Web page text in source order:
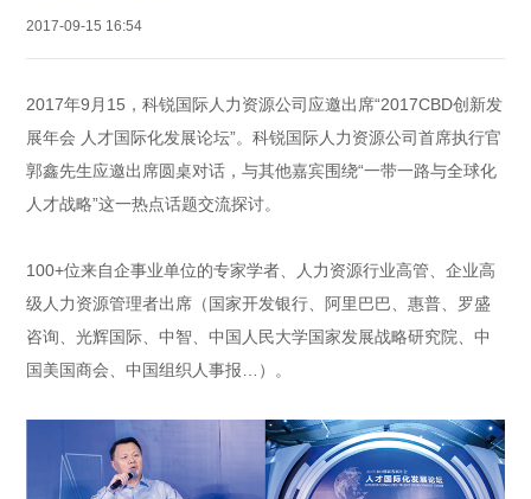
2017-09-15 16:54
2017年9月15，科锐国际人力资源公司应邀出席“2017CBD创新发
展年会 人才国际化发展论坛”。科锐国际人力资源公司首席执行官
郭鑫先生应邀出席圆桌对话，与其他嘉宾围绕“一带一路与全球化
人才战略”这一热点话题交流探讨。
100+位来自企事业单位的专家学者、人力资源行业高管、企业高
级人力资源管理者出席（国家开发银行、阿里巴巴、惠普、罗盛
咨询、光辉国际、中智、中国人民大学国家发展战略研究院、中
国美国商会、中国组织人事报…）。